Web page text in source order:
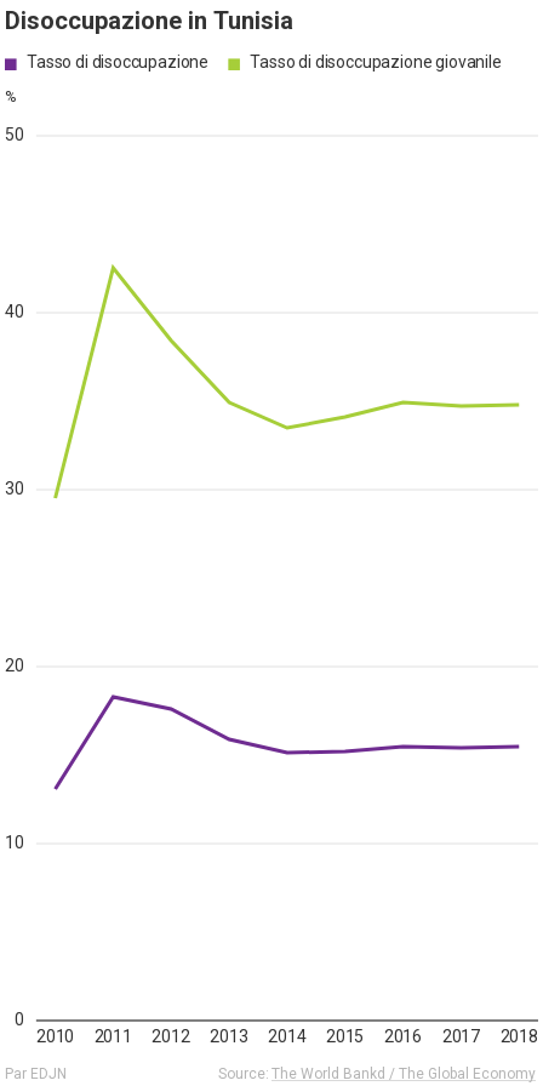
Disoccupazione in Tunisia
%
Tasso di disoccupazione Tasso di disoccupazione giovanile
2018
2017
2016
2015
2014
2013
2012
2011
2010
0
10
20
30
40
50
Source: The World Bankd / The Global Economy
Par EDJN